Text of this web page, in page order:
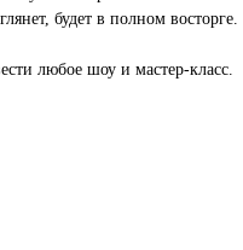
будет в полном восторге.
любое шоу и мастер-класс.